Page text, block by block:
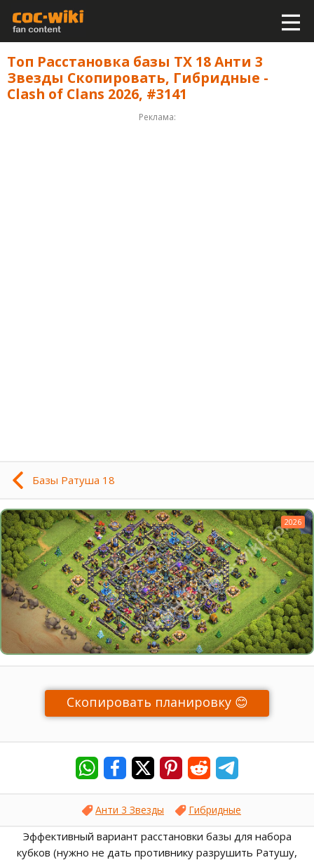
Топ Расстановка базы ТХ 18 Анти 3
Звезды Скопировать, Гибридные -
Clash of Clans 2026, #3141
Реклама:
Базы Ратуша 18
2026
Скопировать планировку 😊
Анти 3 Звезды Гибридные
Эффективный вариант расстановки базы для набора
кубков (нужно не дать противнику разрушить Ратушу,